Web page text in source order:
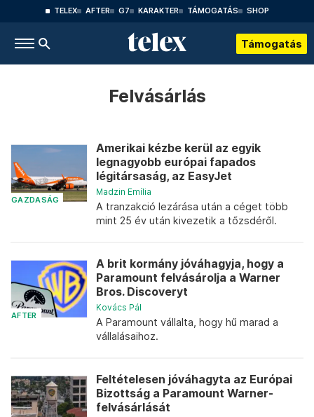
TELEX AFTER G7 KARAKTER TÁMOGATÁS SHOP
Támogatás
Felvásárlás
GAZDASÁG
Amerikai kézbe kerül az egyik
legnagyobb európai fapados
légitársaság, az EasyJet
Madzin Emília
A tranzakció lezárása után a céget több
mint 25 év után kivezetik a tőzsdéről.
AFTER
A brit kormány jóváhagyja, hogy a
Paramount felvásárolja a Warner
Bros. Discoveryt
Kovács Pál
A Paramount vállalta, hogy hű marad a
vállalásaihoz.
Feltételesen jóváhagyta az Európai
Bizottság a Paramount Warner-
felvásárlását